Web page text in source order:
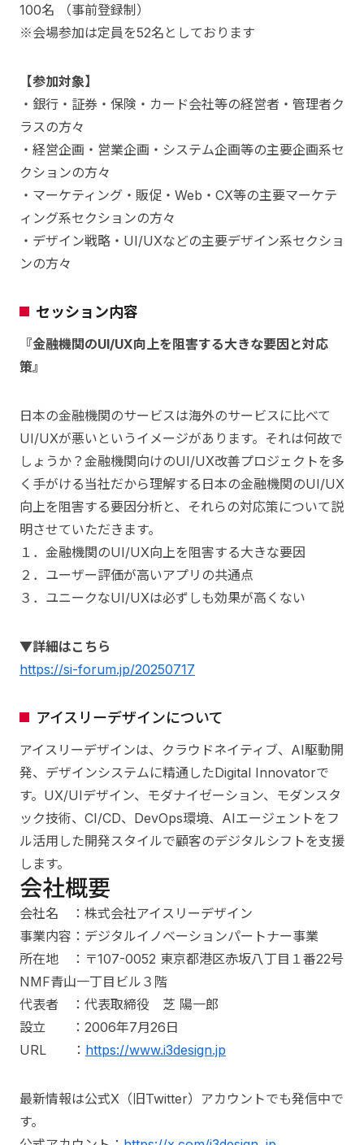
100名 （事前登録制）
※会場参加は定員を52名としております
【参加対象】
・銀行・証券・保険・カード会社等の経営者・管理者ク
ラスの方々
・経営企画・営業企画・システム企画等の主要企画系セ
クションの方々
・マーケティング・販促・Web・CX等の主要マーケテ
ィング系セクションの方々
・デザイン戦略・UI/UXなどの主要デザイン系セクショ
ンの方々
セッション内容
『金融機関のUI/UX向上を阻害する大きな要因と対応
策』
日本の金融機関のサービスは海外のサービスに比べて
UI/UXが悪いというイメージがあります。それは何故で
しょうか？金融機関向けのUI/UX改善プロジェクトを多
く手がける当社だから理解する日本の金融機関のUI/UX
向上を阻害する要因分析と、それらの対応策について説
明させていただきます。
１．金融機関のUI/UX向上を阻害する大きな要因
２．ユーザー評価が高いアプリの共通点
３．ユニークなUI/UXは必ずしも効果が高くない
▼詳細はこちら
https://si-forum.jp/20250717
アイスリーデザインについて
アイスリーデザインは、クラウドネイティブ、AI駆動開
発、デザインシステムに精通したDigital Innovatorで
す。UX/UIデザイン、モダナイゼーション、モダンスタ
ック技術、CI/CD、DevOps環境、AIエージェントをフ
ル活用した開発スタイルで顧客のデジタルシフトを支援
します。
会社概要
会社名 ：株式会社アイスリーデザイン
事業内容：デジタルイノベーションパートナー事業
所在地 ：〒107-0052 東京都港区赤坂八丁目１番22号
NMF青山一丁目ビル３階
代表者 ：代表取締役 芝 陽一郎
設立 ：2006年7月26日
URL ： https://www.i3design.jp
最新情報は公式X（旧Twitter）アカウントでも発信中で
す。